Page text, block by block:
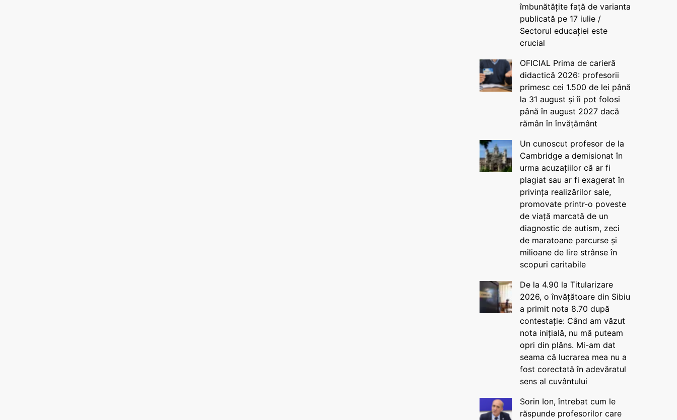
îmbunătățite față de varianta
publicată pe 17 iulie /
Sectorul educației este
crucial
OFICIAL Prima de carieră
didactică 2026: profesorii
primesc cei 1.500 de lei până
la 31 august și îi pot folosi
până în august 2027 dacă
rămân în învățământ
Un cunoscut profesor de la
Cambridge a demisionat în
urma acuzațiilor că ar fi
plagiat sau ar fi exagerat în
privința realizărilor sale,
promovate printr-o poveste
de viață marcată de un
diagnostic de autism, zeci
de maratoane parcurse și
milioane de lire strânse în
scopuri caritabile
De la 4.90 la Titularizare
2026, o învățătoare din Sibiu
a primit nota 8.70 după
contestație: Când am văzut
nota inițială, nu mă puteam
opri din plâns. Mi-am dat
seama că lucrarea mea nu a
fost corectată în adevăratul
sens al cuvântului
Sorin Ion, întrebat cum le
răspunde profesorilor care